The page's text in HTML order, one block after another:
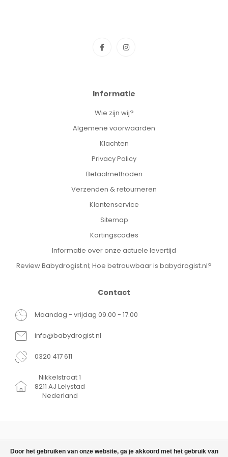
Door het gebruiken van onze website, ga je akkoord met het gebruik van
Informatie
Wie zijn wij?
Algemene voorwaarden
Klachten
Privacy Policy
Betaalmethoden
Verzenden & retourneren
Klantenservice
Sitemap
Kortingscodes
Informatie over onze actuele levertijd
Review Babydrogist.nl; Hoe betrouwbaar is babydrogist.nl?
Contact
Maandag - vrijdag 09.00 - 17.00
info@babydrogist.nl
0320 417 611
Nikkelstraat 1
8211 AJ Lelystad
Nederland